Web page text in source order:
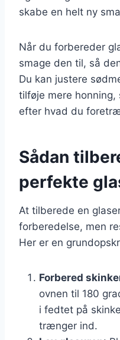
skabe en helt ny
Når du forbereder
smage den til, så
Du kan justere
tilføje mere
efter hvad du
Sådan
perfekte
At tilberede en
forberedelse, men
Her er en
Forbered
ovnen til 180
i fedtet på
trænger ind.